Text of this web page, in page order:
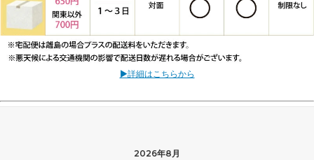
▶詳細はこちらから
2026年8月